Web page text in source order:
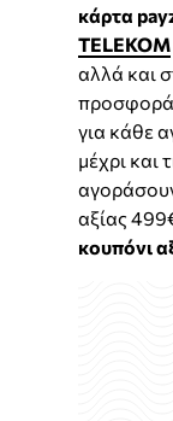
κάρτα
TELEKOM
αλλά και
προσφορά
για κάθε
μέχρι και
αξίας
κουπόνι